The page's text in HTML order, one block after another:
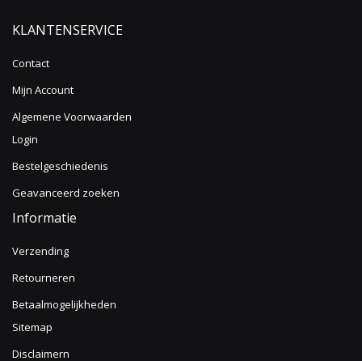
KLANTENSERVICE
Contact
Mijn Account
Algemene Voorwaarden
Login
Bestelgeschiedenis
Geavanceerd zoeken
Informatie
Verzending
Retourneren
Betaalmogelijkheden
Sitemap
Disclaimern